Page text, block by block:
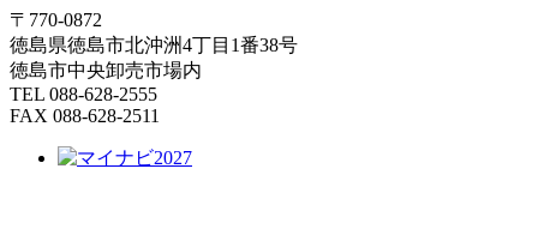
〒770-0872
徳島県徳島市北沖洲4丁目1番38号
徳島市中央卸売市場内
TEL 088-628-2555
FAX 088-628-2511